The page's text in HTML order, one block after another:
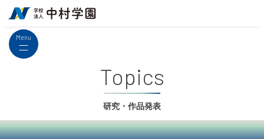
Menu
Topics
研究・作品発表